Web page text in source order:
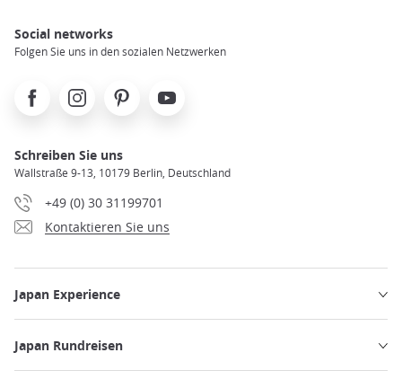
Social networks
Folgen Sie uns in den sozialen Netzwerken
FacebookInstagramPinterest Youtube
Schreiben Sie uns
Wallstraße 9-13, 10179 Berlin, Deutschland
+49 (0) 30 31199701
Kontaktieren Sie uns
Japan Experience
Japan Rundreisen